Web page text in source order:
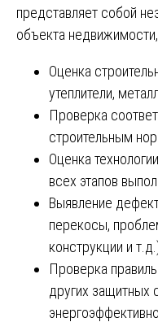
представляет собой
объекта
Оценка
утеплители,
Проверка
строительным
Оценка
всех этапов
Выявление
перекосы,
конструкции и
Проверка
других защитных